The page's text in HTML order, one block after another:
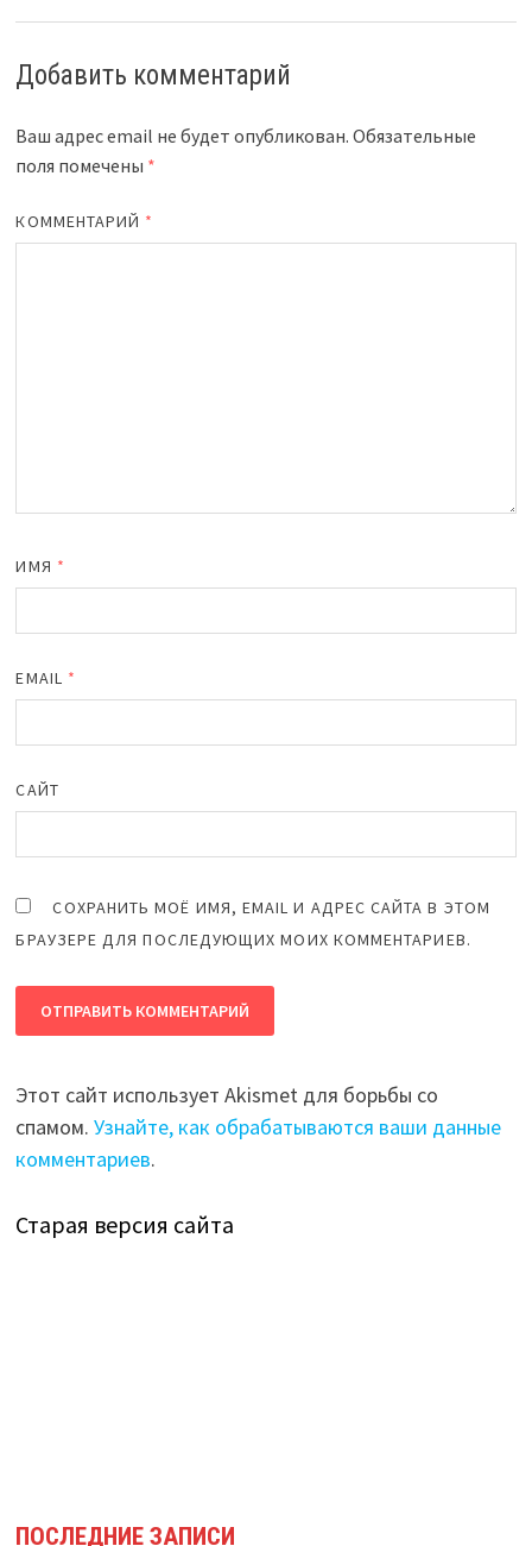
Добавить комментарий
Ваш адрес email не будет опубликован. Обязательные
поля помечены *
КОММЕНТАРИЙ *
ИМЯ *
EMAIL *
САЙТ
СОХРАНИТЬ МОЁ ИМЯ, EMAIL И АДРЕС САЙТА В ЭТОМ
БРАУЗЕРЕ ДЛЯ ПОСЛЕДУЮЩИХ МОИХ КОММЕНТАРИЕВ.
Этот сайт использует Akismet для борьбы со
спамом.Узнайте, как обрабатываются ваши данные
комментариев.
Старая версия сайта
ПОСЛЕДНИЕ ЗАПИСИ